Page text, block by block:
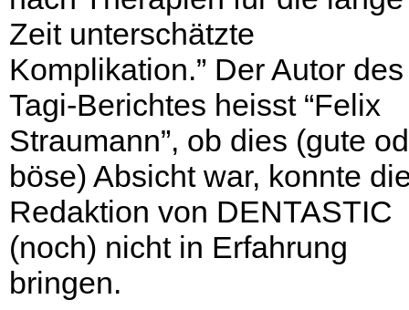
Zeit unterschätzte
Komplikation.” Der Autor des
Tagi-Berichtes heisst “Felix
Straumann”, ob dies (gute
böse) Absicht war, konnte
Redaktion von DENTASTIC
(noch) nicht in Erfahrung
bringen.